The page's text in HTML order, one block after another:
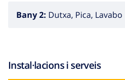
additional cost: 30 € per stay.
Bany 2: Dutxa, Pica, Lavabo
Instal·lacions i serveis